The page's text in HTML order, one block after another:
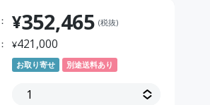
¥352,465 (税抜)
¥421,000
お取り寄せ 別途送料あり